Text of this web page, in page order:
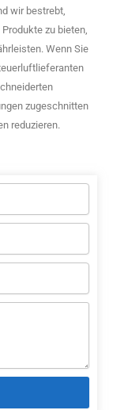
wir bestrebt,
zu bieten,
Wenn Sie
zugeschnitten
reduzieren.